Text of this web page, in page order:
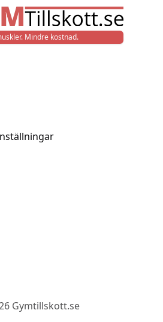
Mindre kostnad.
Gymtillskott.se